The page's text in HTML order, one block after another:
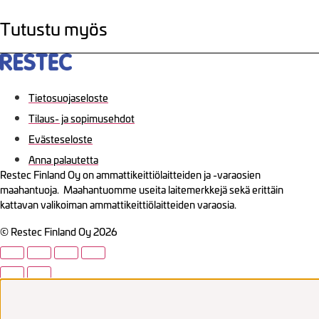
Tutustu myös
Tietosuojaseloste
Tilaus- ja sopimusehdot
Evästeseloste
Anna palautetta
Restec Finland Oy on ammattikeittiölaitteiden ja -varaosien
maahantuoja. Maahantuomme useita laitemerkkejä sekä erittäin
kattavan valikoiman ammattikeittiölaitteiden varaosia.
© Restec Finland Oy 2026